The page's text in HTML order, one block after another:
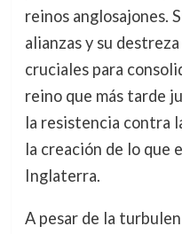
reinos anglosajones.
alianzas y su
cruciales para
reino que más tarde
la resistencia contra
la creación de lo que
Inglaterra.
A pesar de la